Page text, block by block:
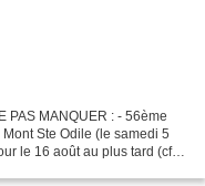
PAS MANQUER : - 56ème
Ste Odile (le samedi 5
le 16 août au plus tard (cf.